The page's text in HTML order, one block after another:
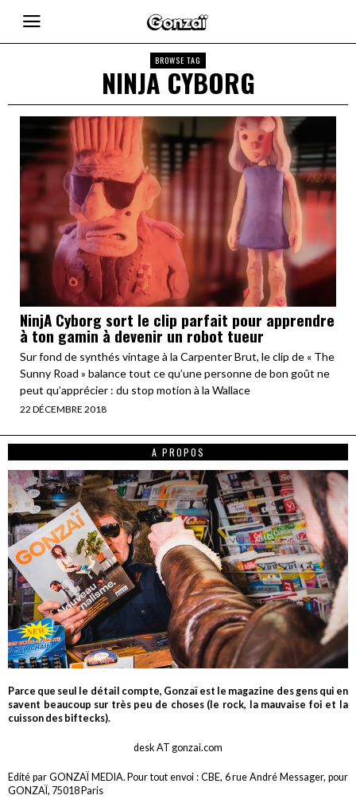
BROWSE TAG
NINJA CYBORG
NinjA Cyborg sort le clip parfait pour apprendre
à ton gamin à devenir un robot tueur
Sur fond de synthés vintage à la Carpenter Brut, le clip de « The
Sunny Road » balance tout ce qu’une personne de bon goût ne
peut qu’apprécier : du stop motion à la Wallace
22 DÉCEMBRE 2018
A PROPOS
Parce que seul le détail compte, Gonzaï est le magazine des gens qui en
savent beaucoup sur très peu de choses (le rock, la mauvaise foi et la
cuisson des biftecks).
desk AT gonzai.com
Edité par GONZAÏ MEDIA. Pour tout envoi : CBE, 6 rue André Messager, pour
GONZAÏ, 75018 Paris